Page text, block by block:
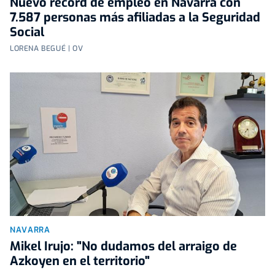
7.587 personas más afiliadas a la Seguridad
Social
LORENA BEGUÉ | OV
NAVARRA
Mikel Irujo: "No dudamos del arraigo de
Azkoyen en el territorio"